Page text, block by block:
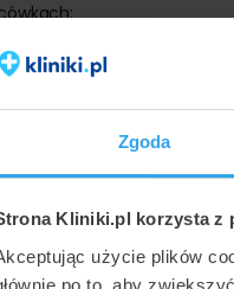
Zgoda
Kliniki.pl korzysta z
użycie plików
po to, aby
3900 zł
6200 zł